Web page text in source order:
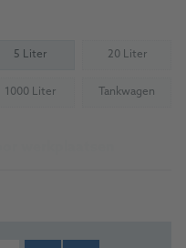
5 Liter 20 Liter
(Not
1000 Liter(Not available)Tankwagen
(Not